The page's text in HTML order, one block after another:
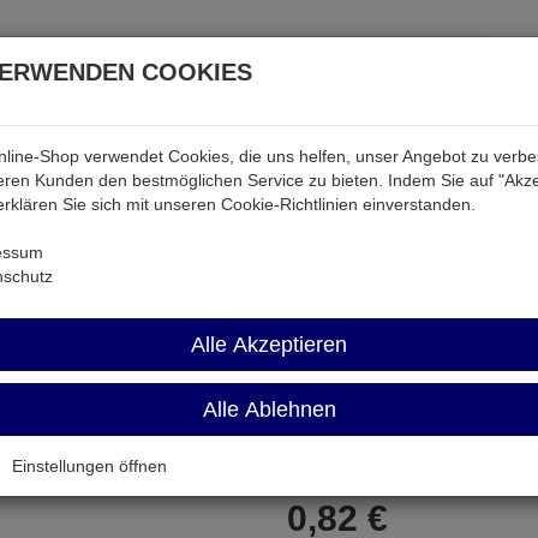
& Akkus Audio & Video Strom Tab &
WIHA7010S-6,5
0,82 €
COOKIES
Shop verwendet Cookies, die uns helfen, unser Angebot zu
Kunden den bestmöglichen Service zu bieten. Indem Sie auf
Sie sich mit unseren Cookie-Richtlinien einverstanden.
Alle Akzeptieren
Alle Ablehnen
Einstellungen öffnen